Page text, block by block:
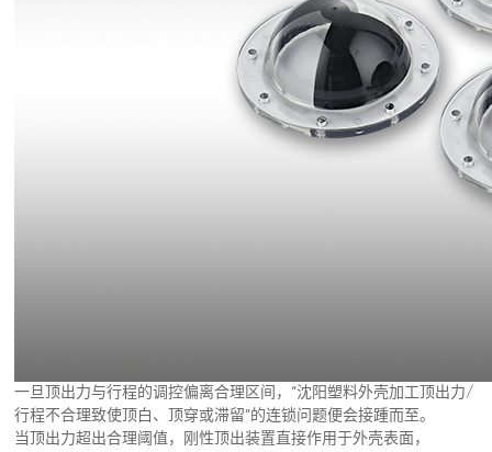
一旦顶出力与行程的调控偏离合理区间，“沈阳塑料外壳加工顶出力/
行程不合理致使顶白、顶穿或滞留”的连锁问题便会接踵而至。
当顶出力超出合理阈值，刚性顶出装置直接作用于外壳表面，